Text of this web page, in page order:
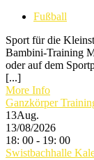
Fußball
Sport für die
Bambini-Training
oder auf dem
[...]
More Info
Ganzkörper
13Aug.
13/08/2026
18: 00 - 19: 00
Swistbachhalle